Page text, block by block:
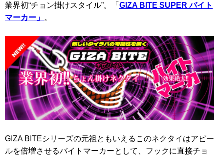
業界初“チョン掛けスタイル”。「 GIZA BITE SUPER バイト
マーカー」 。
GIZA BITEシリーズの元祖ともいえるこのネクタイはアピー
ルを倍増させるバイトマーカーとして、フックに直接チョ